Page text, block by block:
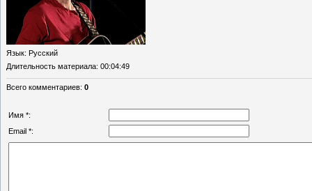
Язык: Русский
Длительность материала: 00:04:49
Всего комментариев: 0
Имя *:
Email *: